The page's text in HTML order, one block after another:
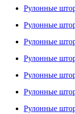
Рулонные
Рулонные
Рулонные
Рулонные
Рулонные
Рулонные
Рулонные